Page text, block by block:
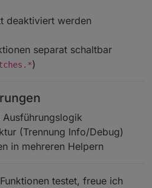
deaktiviert werden
separat schaltbar
)
(Trennung Info/Debug)
in mehreren Helpern
testet, freue ich